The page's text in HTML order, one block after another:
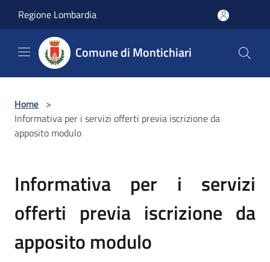
Regione Lombardia
Comune di Montichiari
Home >
Informativa per i servizi offerti previa iscrizione da
apposito modulo
Informativa per i servizi
offerti previa iscrizione da
apposito modulo